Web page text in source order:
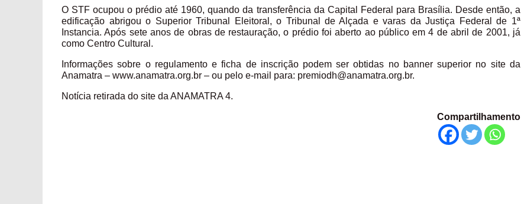
O STF ocupou o prédio até 1960, quando da transferência da Capital Federal para Brasília. Desde então, a
edificação abrigou o Superior Tribunal Eleitoral, o Tribunal de Alçada e varas da Justiça Federal de 1ª
Instancia. Após sete anos de obras de restauração, o prédio foi aberto ao público em 4 de abril de 2001, já
como Centro Cultural.
Informações sobre o regulamento e ficha de inscrição podem ser obtidas no banner superior no site da
Anamatra – www.anamatra.org.br – ou pelo e-mail para: premiodh@anamatra.org.br.
Notícia retirada do site da ANAMATRA 4.
Compartilhamento